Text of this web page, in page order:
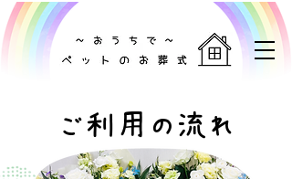
ご利用の流れ